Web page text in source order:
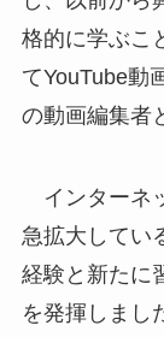
格的に学ぶこ
てYouTube動
の動画編集者
インターネ
急拡大してい
経験と新たに
を発揮しまし